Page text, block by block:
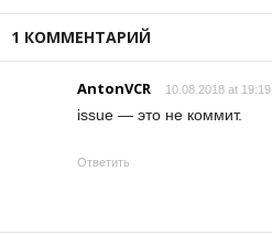
1 КОММЕНТАРИЙ
AntonVCR 10.08.2018 at 19:19
issue — это не коммит.
Ответить